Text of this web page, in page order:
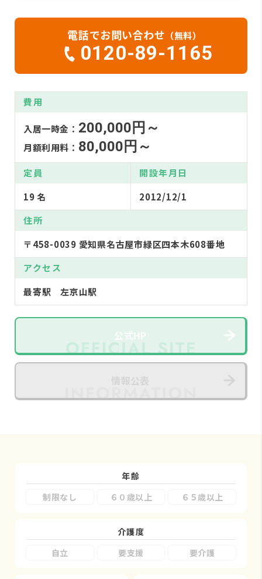
電話でお問い合わせ （無料）
0120-89-1165
費用
入居一時金： 200,000円～
月額利用料： 80,000円～
定員
19 名
開設年月日
2012/12/1
住所
〒458-0039 愛知県名古屋市緑区四本木608番地
アクセス
最寄駅 左京山駅
公式HP
年齢
制限なし
６０歳以上 ６５歳以上
介護度
自立
要支援 要介護